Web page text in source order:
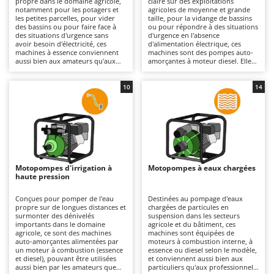
Autolaveuses
Autres produits
B
Balayeuses
Bancs de scie pour le bois - Scies à bûches
Bennes pour tracteur
Brosses pour sols extérieurs
Brouettes à moteur
Broyeurs à axe horizontal pour tracteur
Butteurs pour tracteur
C
Chargeurs de batterie - Démarreurs
Charrues pour tracteur
Ambrogio Robot
Annovi Reverberi
ANTHBOT
Archman
Argo
Ariete
Artus
Attila
Awelco
B
Baesso
Bahco
notamment pour les potagers et
les petites parcelles, pour vider
des bassins ou pour faire face à
des situations d'urgence sans
avoir besoin d'électricité, ces
machines à essence conviennent
aussi bien aux amateurs qu'aux
légèreté et leur praticité par
rapport aux versions diesel, ce qui
les rend plus faciles à déplacer et
plus adaptées lorsqu'il faut
intervenir dans différentes zones
du terrain. Elles offrent une bonne
autonomie et un démarrage
rapide. Pour maintenir des
performances constantes, il est
nécessaire d'effectuer l'entretien
du moteur avec des contrôles
périodiques du filtre à air, de la
que le nettoyage des filtres à eau
et des conduits pour éviter les
obstructions.
agricoles de moyenne et grande
taille, pour la vidange de bassins
ou pour répondre à des situations
d'urgence en l'absence
d'alimentation électrique, ces
machines sont des pompes auto-
amorçantes à moteur diesel. Elles
supérieures : il s'agit généralement
de modèles offrant un débit plus
élevé et une plus grande
robustesse pour les applications
agricoles, ce qui les rend
parfaitement adaptés à des
utilisations allant du semi-
professionnel au professionnel. Le
système auto-amorçant facilite le
démarrage, même dans des
conditions d'utilisation exigeantes,
préserver leurs performances
dans le temps, il est nécessaire
d'assurer l'entretien régulier du
moteur en effectuant des
contrôles périodiques du filtre à
air et du niveau d'huile, ainsi que
le nettoyage des filtres à eau et
des conduites afin d'éviter les
dépôts et les pertes de
Motopompes d'irrigation à
haute pression
Conçues pour pomper de l'eau
propre sur de longues distances et
surmonter des dénivelés
importants dans le domaine
agricole, ce sont des machines
auto-amorçantes alimentées par
un moteur à combustion (essence
et diesel), pouvant être utilisées
aussi bien par les amateurs que
10
Motopompes à eaux chargées
Destinées au pompage d'eaux
chargées de particules en
suspension dans les secteurs
agricole et du bâtiment, ces
machines sont équipées de
moteurs à combustion interne, à
essence ou diesel selon le modèle,
et conviennent aussi bien aux
particuliers qu'aux professionnels.
14